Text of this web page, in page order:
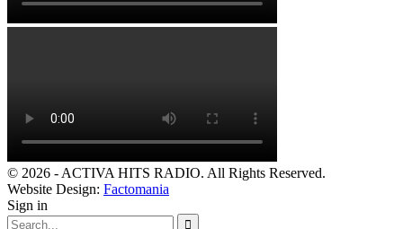
© 2026 - ACTIVA HITS RADIO. All Rights Reserved.
Website Design: Factomania
Sign in